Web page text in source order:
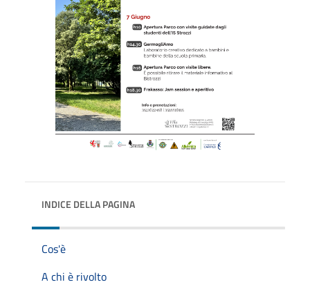
INDICE DELLA PAGINA
Cos'è
A chi è rivolto